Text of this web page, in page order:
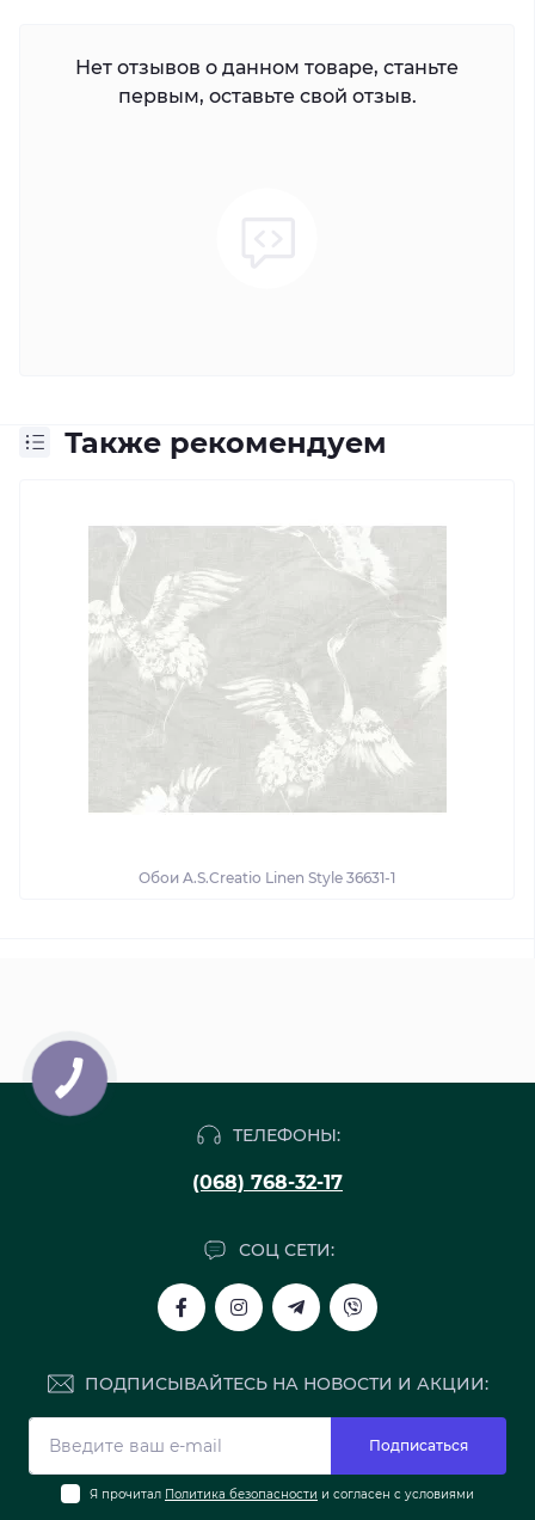
Нет отзывов о данном товаре, станьте
первым, оставьте свой отзыв.
Также рекомендуем
Обои A.S.Creatio Linen Style 36631-1
ТЕЛЕФОНЫ:
(068) 768-32-17
СОЦ СЕТИ:
ПОДПИСЫВАЙТЕСЬ НА НОВОСТИ И АКЦИИ:
Подписаться
Я прочитал Политика безопасности и согласен с условиями